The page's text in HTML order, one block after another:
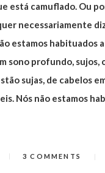
está camuflado. Ou
necessariamente
estamos habituados
sono profundo, sujos,
sujas, de cabelos
Nós não estamos
3 COMMENTS